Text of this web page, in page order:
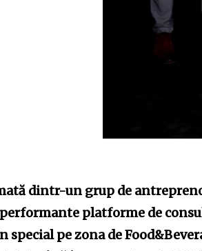
dintr-un grup de
platforme de
pe zona de